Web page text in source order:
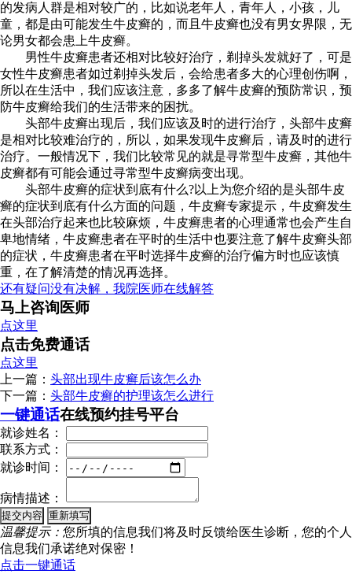
的发病人群是相对较广的，比如说老年人，青年人，小孩，儿
童，都是由可能发生牛皮癣的，而且牛皮癣也没有男女界限，无
论男女都会患上牛皮癣。
男性牛皮癣患者还相对比较好治疗，剃掉头发就好了，可是
女性牛皮癣患者如过剃掉头发后，会给患者多大的心理创伤啊，
所以在生活中，我们应该注意，多多了解牛皮癣的预防常识，预
防牛皮癣给我们的生活带来的困扰。
头部牛皮癣出现后，我们应该及时的进行治疗，头部牛皮癣
是相对比较难治疗的，所以，如果发现牛皮癣后，请及时的进行
治疗。一般情况下，我们比较常见的就是寻常型牛皮癣，其他牛
皮癣都有可能会通过寻常型牛皮癣病变出现。
头部牛皮癣的症状到底有什么?以上为您介绍的是头部牛皮
癣的症状到底有什么方面的问题，牛皮癣专家提示，牛皮癣发生
在头部治疗起来也比较麻烦，牛皮癣患者的心理通常也会产生自
卑地情绪，牛皮癣患者在平时的生活中也要注意了解牛皮癣头部
的症状，牛皮癣患者在平时选择牛皮癣的治疗偏方时也应该慎
重，在了解清楚的情况再选择。
还有疑问没有决解，我院医师在线解答
马上咨询医师
点这里
点击免费通话
点这里
上一篇： 头部出现牛皮癣后该怎么办
下一篇： 头部牛皮癣的护理该怎么进行
一键通话在线预约挂号平台
就诊姓名：
联系方式：
就诊时间：
病情描述：
温馨提示： 您所填的信息我们将及时反馈给医生诊断，您的个人
信息我们承诺绝对保密！
点击一键通话